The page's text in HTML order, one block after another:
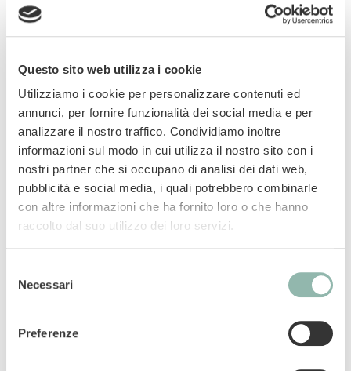
Questo sito web utilizza i cookie
Utilizziamo i cookie per personalizzare contenuti ed
annunci, per fornire funzionalità dei social media e per
analizzare il nostro traffico. Condividiamo inoltre
informazioni sul modo in cui utilizza il nostro sito con i
nostri partner che si occupano di analisi dei dati web,
pubblicità e social media, i quali potrebbero combinarle
con altre informazioni che ha fornito loro o che hanno
raccolto dal suo utilizzo dei loro servizi.
delNecessari
Preferenze
prime vegetali rinnovabili e viene prodotta
con baccelli di soia sostenibile e fibre vegetali
resa particolarmente alta, in quanto le nostre
fibre vegetali hanno un potere di
assorbimento estremamente elevato. I cattivi
odori vengono assorbiti rapidamente grazie
alla particolare struttura tubolare delle nostre
fibre vegetali. Lo sviluppo degli odori viene
così bloccato in maniera duratura. Biokat's Eco
Light è una lettiera agglomerante naturale
prodotta con fibre vegetali che agiscono come
cui vengono intrappolati sia i liquidi che gli
meno rispetto a lettiere per gatti comparabili
in argilla naturale. Ecco perché questo